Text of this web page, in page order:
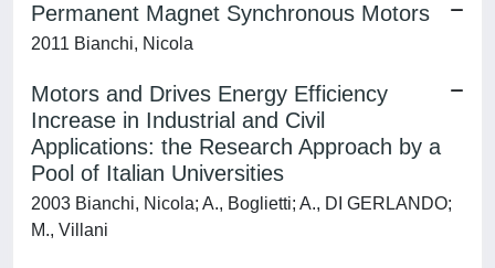
Permanent Magnet Synchronous Motors
2011 Bianchi, Nicola
Motors and Drives Energy Efficiency
Increase in Industrial and Civil
Applications: the Research Approach by a
Pool of Italian Universities
2003 Bianchi, Nicola; A., Boglietti; A., DI GERLANDO;
M., Villani